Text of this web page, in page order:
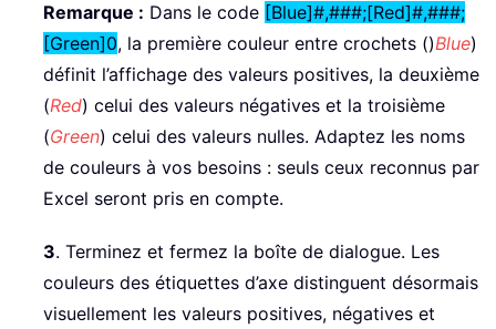
Remarque : Dans le code [Blue]#,###;[Red]#,###;
[Green]0, la première couleur entre crochets ()Blue)
définit l’affichage des valeurs positives, la deuxième
(Red) celui des valeurs négatives et la troisième
(Green) celui des valeurs nulles. Adaptez les noms
de couleurs à vos besoins : seuls ceux reconnus par
Excel seront pris en compte.
3. Terminez et fermez la boîte de dialogue. Les
couleurs des étiquettes d’axe distinguent désormais
visuellement les valeurs positives, négatives et